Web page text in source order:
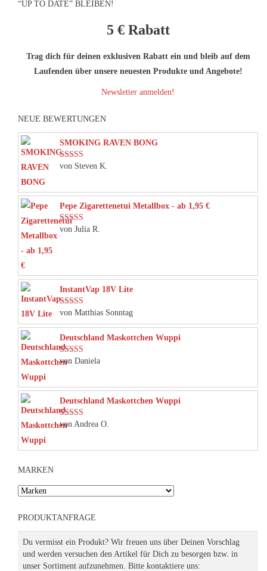
“UP TO DATE” BLEIBEN!
5 € Rabatt
Trag dich für deinen exklusiven Rabatt ein und bleib auf dem
Laufenden über unsere neuesten Produkte und Angebote!
Newsletter anmelden!
NEUE BEWERTUNGEN
SMOKING RAVEN BONG
Bewertet mit
von Steven K.
Pepe Zigarettenetui Metallbox - ab 1,95 €
Bewertet mit
von Julia R.
InstantVap 18V Lite
Bewertet mit
von Matthias Sonntag
Deutschland Maskottchen Wuppi
Bewertet mit
von Daniela
Deutschland Maskottchen Wuppi
Bewertet mit
von Andrea O.
MARKEN
PRODUKTANFRAGE
Du vermisst ein Produkt? Wir freuen uns über Deinen Vorschlag
und werden versuchen den Artikel für Dich zu besorgen bzw. in
unser Sortiment aufzunehmen. Bitte kontaktiere uns: